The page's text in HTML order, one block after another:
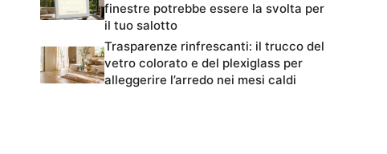
finestre potrebbe essere la svolta per
il tuo salotto
Trasparenze rinfrescanti: il trucco del
vetro colorato e del plexiglass per
alleggerire l’arredo nei mesi caldi